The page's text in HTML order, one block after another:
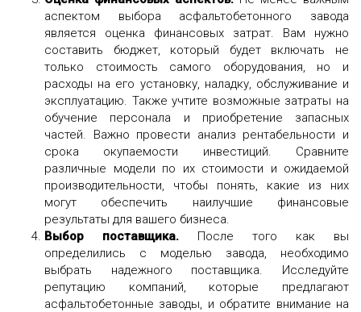
аспектом выбора асфальтобетонного завода
является оценка финансовых затрат. Вам нужно
составить бюджет, который будет включать не
только стоимость самого оборудования, но и
расходы на его установку, наладку, обслуживание и
эксплуатацию. Также учтите возможные затраты на
обучение персонала и приобретение запасных
частей. Важно провести анализ рентабельности и
срока окупаемости инвестиций. Сравните
различные модели по их стоимости и ожидаемой
производительности, чтобы понять, какие из них
могут обеспечить наилучшие финансовые
результаты для вашего бизнеса.
Выбор поставщика.
После того как вы
определились с моделью завода, необходимо
выбрать надежного поставщика. Исследуйте
репутацию компаний, которые предлагают
асфальтобетонные заводы, и обратите внимание на